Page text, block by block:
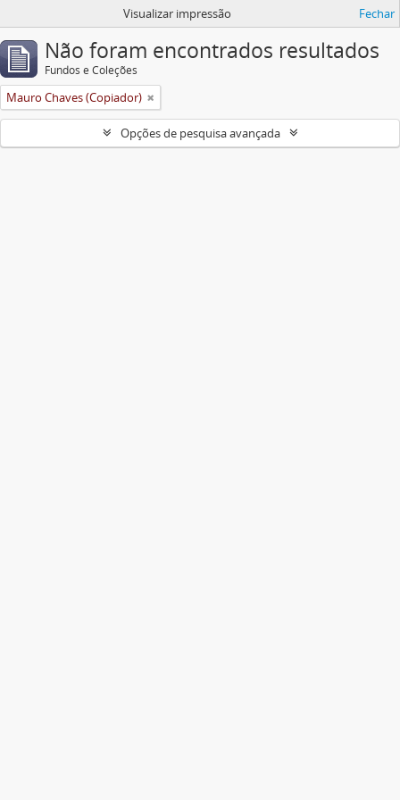
Visualizar impressão Fechar
Não foram encontrados resultados
Fundos e Coleções
Mauro Chaves (Copiador)
Opções de pesquisa avançada